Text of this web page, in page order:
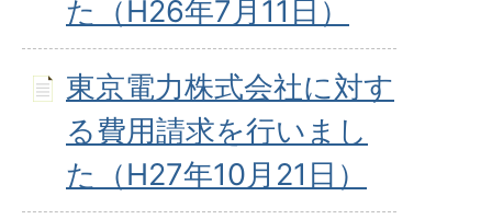
た（H26年7月11日）
東京電力株式会社に対す
る費用請求を行いまし
た（H27年10月21日）